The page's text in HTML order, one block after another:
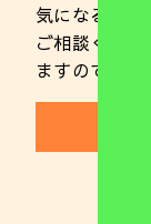
気になること
ご相談くださ
ますのでお気